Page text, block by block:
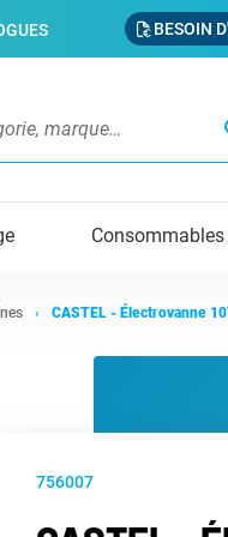
BESOIN
Consommables
CASTEL - Électrovanne
756007